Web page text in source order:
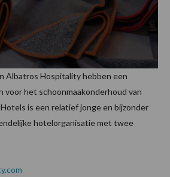
Albatros Hospitality hebben een
voor het schoonmaakonderhoud van
is een relatief jonge en bijzonder
hotelorganisatie met twee